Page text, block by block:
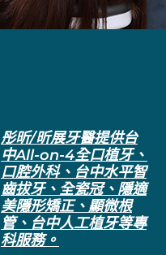
彤昕/昕展牙醫提供台
中All-on-4全口植牙、
口腔外科、台中水平智
齒拔牙、全瓷冠、隱適
美隱形矯正、顯微根
管、台中人工植牙等專
科服務。